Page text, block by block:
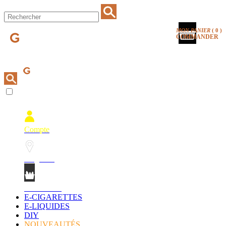
MON PANIER ( 0 )
COMMANDER
Compte
E-CIGARETTES
E-LIQUIDES
DIY
NOUVEAUTÉS